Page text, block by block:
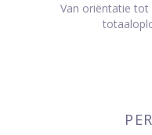
Van oriëntatie tot